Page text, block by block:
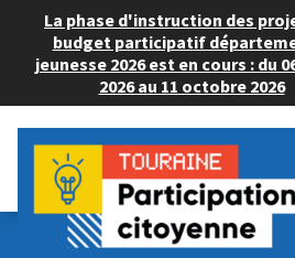
La phase d'instruction des
budget participatif
jeunesse 2026 est en cours : du
2026 au 11 octobre 2026
Budget Participatif ADULTE 2024
💡 Déposer un projet